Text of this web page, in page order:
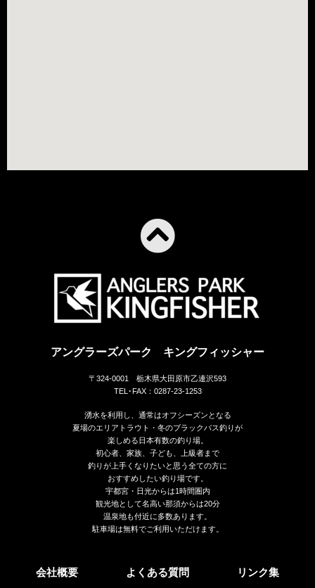
アングラーズパーク キングフィッシャー
〒324-0001 栃木県大田原市乙連沢593
TEL･FAX：0287-23-1253
湧水を利用し、通常はオフシーズンとなる
夏場のエリアトラウト・冬のブラックバス釣りが
楽しめる日本有数の釣り場。
初心者、家族、子ども、上級者まで
釣りが上手くなりたいと思う全ての方に
おすすめしたい釣り場です。
宇都宮・日光からは1時間圏内
観光地として名高い那須からは20分
温泉地も付近に多数あります。
駐車場は無料でご利用いただけます。
会社概要 よくある質問 リンク集